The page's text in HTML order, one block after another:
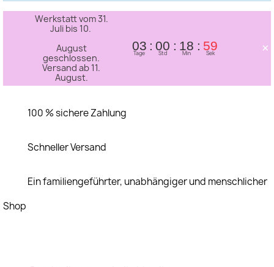
Werkstatt vom 31.
Juli bis 10.
August
geschlossen.
Versand ab 11.
August.
03
Tage
00
Std
18
Min
59
Sek ×
100 % sichere Zahlung
Schneller Versand
Ein familiengeführter, unabhängiger und menschlicher
Shop